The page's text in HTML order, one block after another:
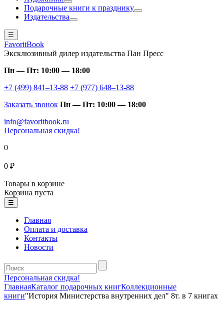
Подарочные книги к празднику
Издательства
☰
FavoritBook
Эксклюзивный дилер издательства Пан Пресс
Пн — Пт: 10:00 — 18:00
+7 (499) 841–13-88 +7 (977) 648–13-88
Заказать звонок Пн — Пт: 10:00 — 18:00
info@favoritbook.ru
Персональная скидка!
0
0 ₽
Товары в корзине
Корзина пуста
☰
Главная
Оплата и доставка
Контакты
Новости
Персональная скидка!
ГлавнаяКаталог подарочных книгКоллекционные
книги"История Министерства внутренних дел" 8т. в 7 книгах